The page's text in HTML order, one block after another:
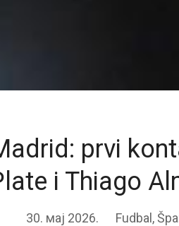
prvi
i Thiago
30. мај 2026. Fudbal ,